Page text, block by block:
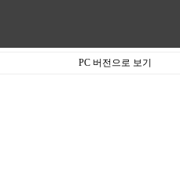
PC 버전으로 보기